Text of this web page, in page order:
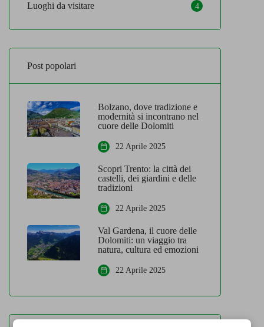
Luoghi da visitare 4
Post popolari
Bolzano, dove tradizione e
modernità si incontrano nel
cuore delle Dolomiti
22 Aprile 2025
Scopri Trento: la città dei
castelli, dei giardini e delle
tradizioni
22 Aprile 2025
Val Gardena, il cuore delle
Dolomiti: un viaggio tra
natura, cultura ed emozioni
22 Aprile 2025